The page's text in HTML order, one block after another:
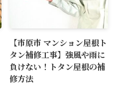
【市原市 マンション屋根ト
タン補修工事】強風や雨に
負けない！トタン屋根の補
修方法